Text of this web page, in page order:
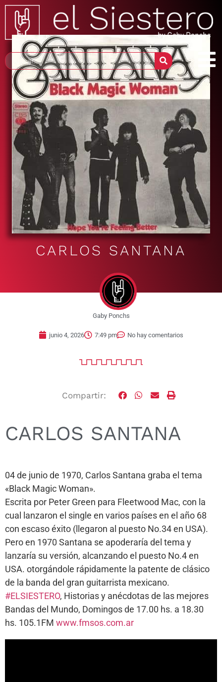
CARLOS SANTANA
Gaby Ponchs
junio 4, 2026 7:49 pm No hay comentarios
Compartir:
CARLOS SANTANA
04 de junio de 1970, Carlos Santana graba el tema
«Black Magic Woman».
Escrita por Peter Green para Fleetwood Mac, con la
cual lanzaron el single en varios países en el año 68
con escaso éxito (llegaron al puesto No.34 en USA).
Pero en 1970 Santana se apoderaría del tema y
lanzaría su versión, alcanzando el puesto No.4 en
USA. otorgándole rápidamente la patente de clásico
de la banda del gran guitarrista mexicano.
#ELSIESTERO, Historias y anécdotas de las mejores
Bandas del Mundo, Domingos de 17.00 hs. a 18.30
hs. 105.1FM www.fmsos.com.ar